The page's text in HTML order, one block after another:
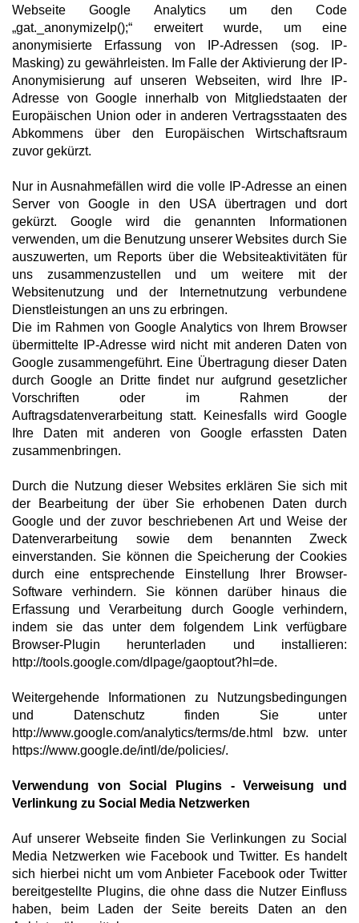
Webseite Google Analytics um den Code
„gat._anonymizeIp();“ erweitert wurde, um eine
anonymisierte Erfassung von IP-Adressen (sog. IP-
Masking) zu gewährleisten. Im Falle der Aktivierung der IP-
Anonymisierung auf unseren Webseiten, wird Ihre IP-
Adresse von Google innerhalb von Mitgliedstaaten der
Europäischen Union oder in anderen Vertragsstaaten des
Abkommens über den Europäischen Wirtschaftsraum
zuvor gekürzt.
Nur in Ausnahmefällen wird die volle IP-Adresse an einen
Server von Google in den USA übertragen und dort
gekürzt. Google wird die genannten Informationen
verwenden, um die Benutzung unserer Websites durch Sie
auszuwerten, um Reports über die Websiteaktivitäten für
uns zusammenzustellen und um weitere mit der
Websitenutzung und der Internetnutzung verbundene
Dienstleistungen an uns zu erbringen.
Die im Rahmen von Google Analytics von Ihrem Browser
übermittelte IP-Adresse wird nicht mit anderen Daten von
Google zusammengeführt. Eine Übertragung dieser Daten
durch Google an Dritte findet nur aufgrund gesetzlicher
Vorschriften oder im Rahmen der
Auftragsdatenverarbeitung statt. Keinesfalls wird Google
Ihre Daten mit anderen von Google erfassten Daten
zusammenbringen.
Durch die Nutzung dieser Websites erklären Sie sich mit
der Bearbeitung der über Sie erhobenen Daten durch
Google und der zuvor beschriebenen Art und Weise der
Datenverarbeitung sowie dem benannten Zweck
einverstanden. Sie können die Speicherung der Cookies
durch eine entsprechende Einstellung Ihrer Browser-
Software verhindern. Sie können darüber hinaus die
Erfassung und Verarbeitung durch Google verhindern,
indem sie das unter dem folgendem Link verfügbare
Browser-Plugin herunterladen und installieren:
http://tools.google.com/dlpage/gaoptout?hl=de.
Weitergehende Informationen zu Nutzungsbedingungen
und Datenschutz finden Sie unter
http://www.google.com/analytics/terms/de.html bzw. unter
https://www.google.de/intl/de/policies/.
Verwendung von Social Plugins - Verweisung und
Verlinkung zu Social Media Netzwerken
Auf unserer Webseite finden Sie Verlinkungen zu Social
Media Netzwerken wie Facebook und Twitter. Es handelt
sich hierbei nicht um vom Anbieter Facebook oder Twitter
bereitgestellte Plugins, die ohne dass die Nutzer Einfluss
haben, beim Laden der Seite bereits Daten an den